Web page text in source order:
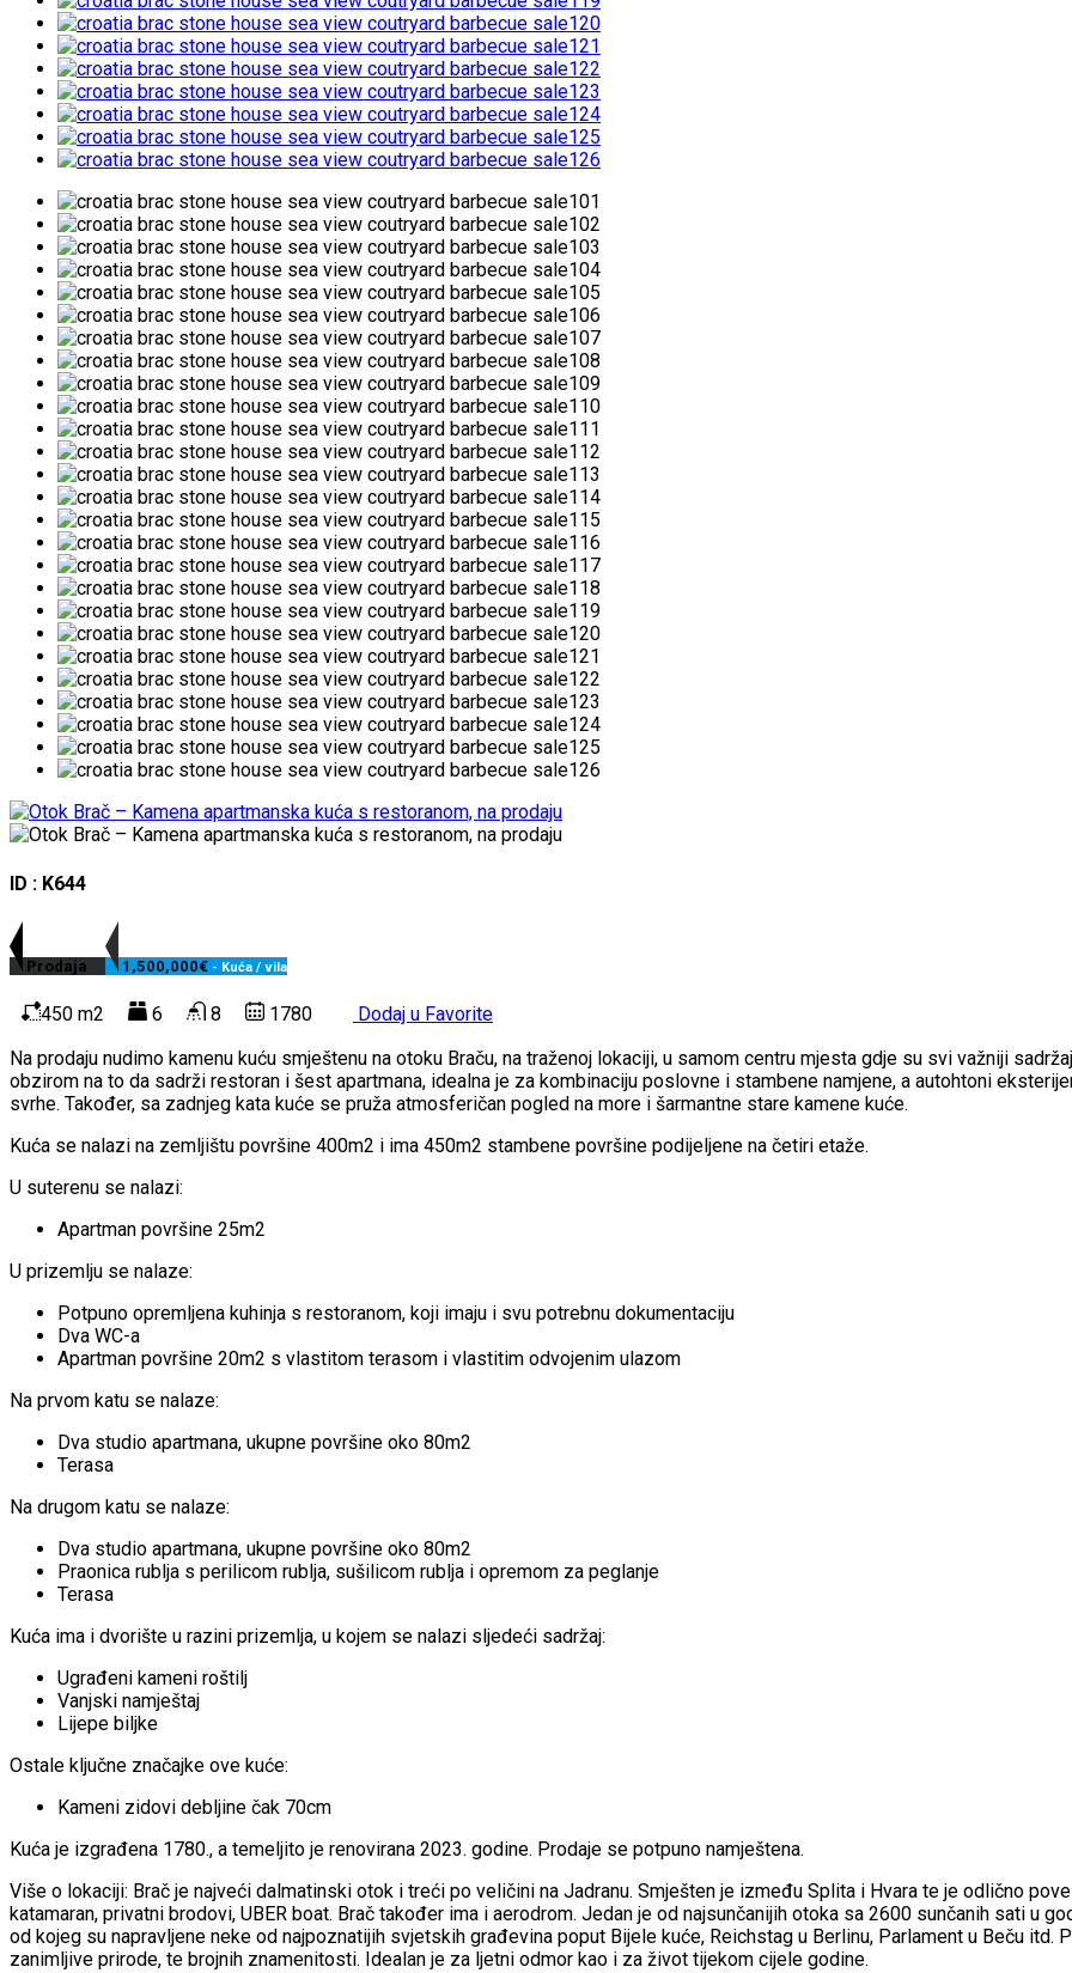
ID : K644
Prodaja 1,500,000€ - Kuća / vila
450 m2 6 8 1780
Dodaj u Favorite
Na prodaju nudimo kamenu kuću smještenu na otoku Braču, na traženoj lokaciji, u samom centru mjesta gdje su svi važniji
obzirom na to da sadrži restoran i šest apartmana, idealna je za kombinaciju poslovne i stambene namjene, a autohtoni
svrhe. Također, sa zadnjeg kata kuće se pruža atmosferičan pogled na more i šarmantne stare kamene kuće.
Kuća se nalazi na zemljištu površine 400m2 i ima 450m2 stambene površine podijeljene na četiri etaže.
U suterenu se nalazi:
Apartman površine 25m2
U prizemlju se nalaze:
Potpuno opremljena kuhinja s restoranom, koji imaju i svu potrebnu dokumentaciju
Dva WC-a
Apartman površine 20m2 s vlastitom terasom i vlastitim odvojenim ulazom
Na prvom katu se nalaze:
Dva studio apartmana, ukupne površine oko 80m2
Terasa
Na drugom katu se nalaze:
Dva studio apartmana, ukupne površine oko 80m2
Praonica rublja s perilicom rublja, sušilicom rublja i opremom za peglanje
Terasa
Kuća ima i dvorište u razini prizemlja, u kojem se nalazi sljedeći sadržaj:
Ugrađeni kameni roštilj
Vanjski namještaj
Lijepe biljke
Ostale ključne značajke ove kuće:
Kameni zidovi debljine čak 70cm
Kuća je izgrađena 1780., a temeljito je renovirana 2023. godine. Prodaje se potpuno namještena.
Više o lokaciji: Brač je najveći dalmatinski otok i treći po veličini na Jadranu. Smješten je između Splita i Hvara te je odlično
katamaran, privatni brodovi, UBER boat. Brač također ima i aerodrom. Jedan je od najsunčanijih otoka sa 2600 sunčanih sati u
od kojeg su napravljene neke od najpoznatijih svjetskih građevina poput Bijele kuće, Reichstag u Berlinu, Parlament u Beču
zanimljive prirode, te brojnih znamenitosti. Idealan je za ljetni odmor kao i za život tijekom cijele godine.